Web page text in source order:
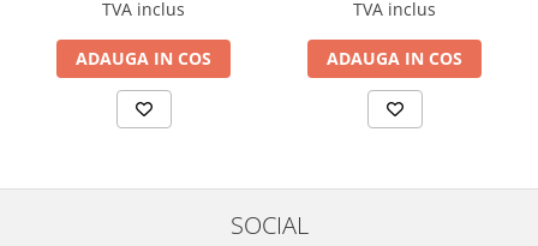
TVA inclus
ADAUGA IN COS
TVA inclus
ADAUGA IN COS
SOCIAL